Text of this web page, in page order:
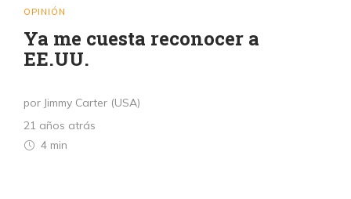
OPINIÓN
Ya me cuesta reconocer a
EE.UU.
por Jimmy Carter (USA)
21 años atrás
4 min